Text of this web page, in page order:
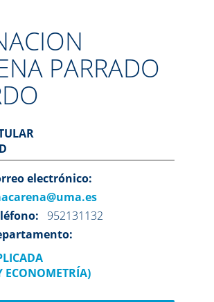
PARRADO
electrónico:
952131132
ECONOMETRÍA)